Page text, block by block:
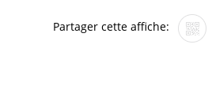
Partager cette affiche: